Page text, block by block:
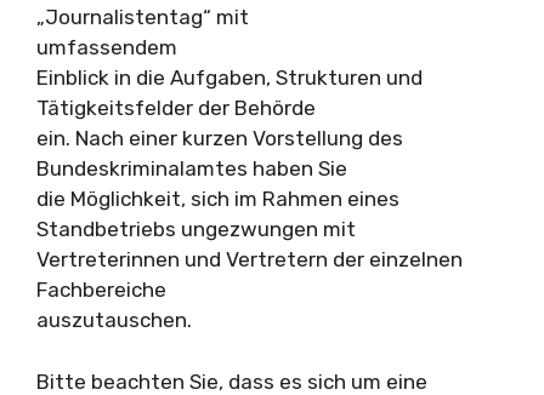
„Journalistentag“ mit
umfassendem
Einblick in die Aufgaben, Strukturen und
Tätigkeitsfelder der Behörde
ein. Nach einer kurzen Vorstellung des
Bundeskriminalamtes haben Sie
die Möglichkeit, sich im Rahmen eines
Standbetriebs ungezwungen mit
Vertreterinnen und Vertretern der einzelnen
Fachbereiche
auszutauschen.
Bitte beachten Sie, dass es sich um eine